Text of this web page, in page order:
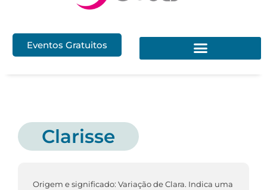
Eventos Gratuitos
Clarisse
Origem e significado: Variação de Clara. Indica uma